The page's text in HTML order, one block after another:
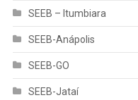
SEEB – Itumbiara
SEEB-Anápolis
SEEB-GO
SEEB-Jataí